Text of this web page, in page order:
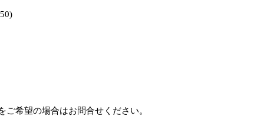
ご希望の場合はお問合せください。